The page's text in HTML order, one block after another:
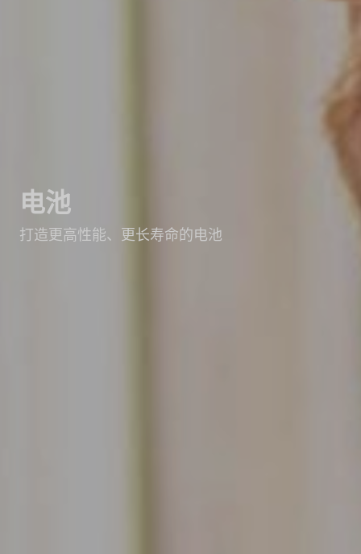
电池
打造更高性能、更长寿命的电池